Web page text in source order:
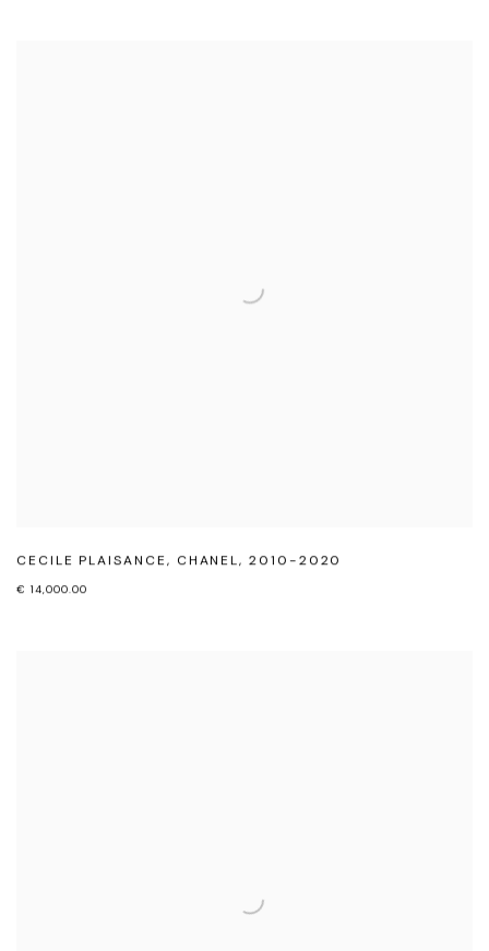
CECILE PLAISANCE, CHANEL,2010-2020
€ 14,000.00